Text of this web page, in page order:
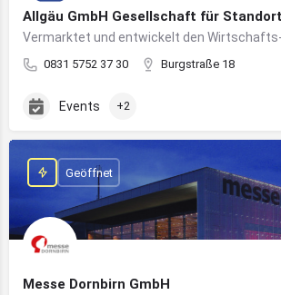
Allgäu GmbH Gesellschaft für
0831 5752 37 30 Burgstraße 18
Events +2
Messe Dornbirn GmbH
Geöffnet